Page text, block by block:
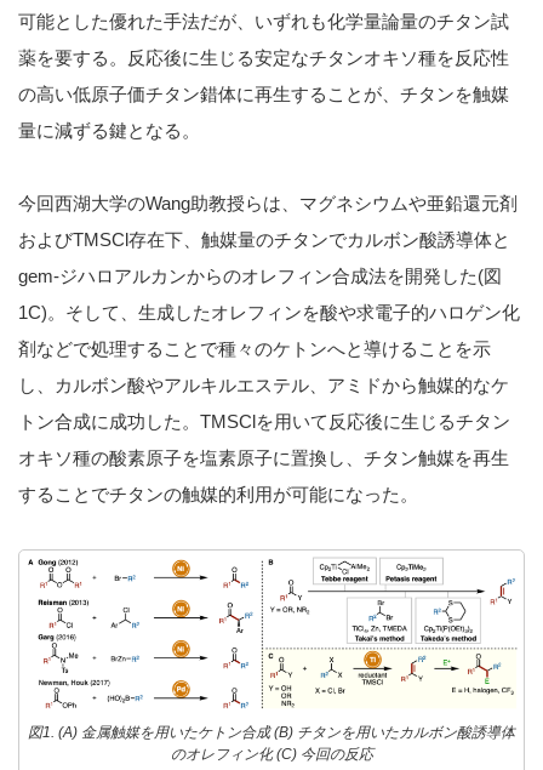
可能とした優れた手法だが、いずれも化学量論量のチタン試
薬を要する。反応後に生じる安定なチタンオキソ種を反応性
の高い低原子価チタン錯体に再生することが、チタンを触媒
量に減ずる鍵となる。
今回西湖大学のWang助教授らは、マグネシウムや亜鉛還元剤
およびTMSCl存在下、触媒量のチタンでカルボン酸誘導体と
gem-ジハロアルカンからのオレフィン合成法を開発した(図
1C)。そして、生成したオレフィンを酸や求電子的ハロゲン化
剤などで処理することで種々のケトンへと導けることを示
し、カルボン酸やアルキルエステル、アミドから触媒的なケ
トン合成に成功した。TMSClを用いて反応後に生じるチタン
オキソ種の酸素原子を塩素原子に置換し、チタン触媒を再生
することでチタンの触媒的利用が可能になった。
図1. (A) 金属触媒を用いたケトン合成 (B) チタンを用いたカルボン酸誘導体
のオレフィン化 (C) 今回の反応